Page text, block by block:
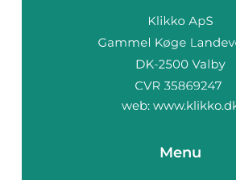
web:
Menu